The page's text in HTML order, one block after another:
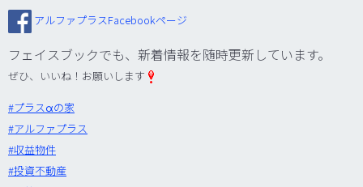
アルファプラスFacebookページ
フェイスブックでも、新着情報を随時更新しています。
ぜひ、いいね！お願いします
#‎プラスαの家‬
‪#‎アルファプラス‬
‪#‎収益物件‬
‪#‎投資不動産‬